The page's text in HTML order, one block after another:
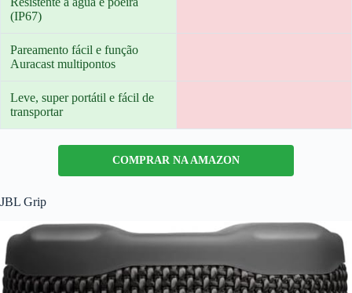
(IP67)
Pareamento fácil e função
Auracast multipontos
Leve, super portátil e fácil de
transportar
COMPRAR NA AMAZON
JBL Grip